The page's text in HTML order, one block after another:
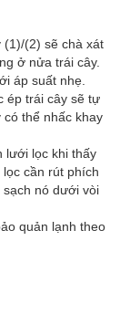
(2) sẽ chà xát
ở nửa trái cây.
áp suất nhẹ.
ép trái cây sẽ tự
thể nhấc khay
lưới lọc khi thấy
cần rút phích
nó dưới vòi
quản lạnh theo